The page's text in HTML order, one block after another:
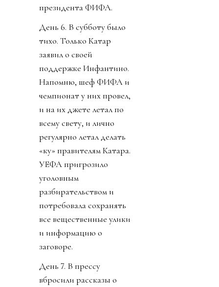
президента ФИФА.
День 6. В субботу было
тихо. Только Катар
заявил о своей
поддержке Инфантино.
Напомню, шеф ФИФА и
чемпионат у них провел,
и на их джете летал по
всему свету, и лично
регулярно летал делать
«ку» правителям Катара.
УЕФА пригрозило
уголовным
разбирательством и
потребовала сохранять
все вещественные улики
и информацию о
заговоре.
День 7. В прессу
вбросили рассказы о